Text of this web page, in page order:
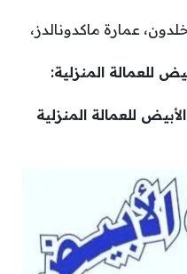
عمارة ماكدونالدز،
للعمالة المنزلية:
للعمالة المنزلية